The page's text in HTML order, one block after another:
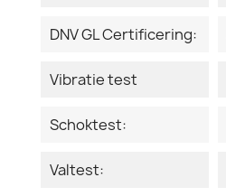
DNV GL Certificering:
Vibratie test
Schoktest:
Valtest: